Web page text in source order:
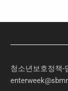
청소년보호정책-